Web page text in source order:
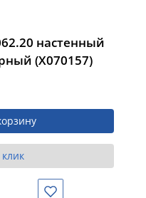
настенный
(X070157)
Избранное